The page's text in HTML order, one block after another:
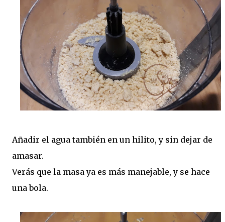
Añadir el agua también en un hilito, y sin dejar de
amasar.
Verás que la masa ya es más manejable, y se hace
una bola.